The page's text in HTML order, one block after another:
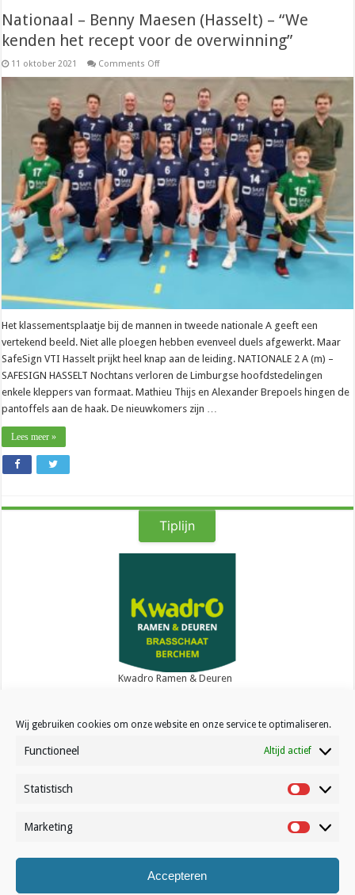
Wij gebruiken cookies om onze website en onze service te optimaliseren.
Functioneel Altijd actief
Statistisch Statistisch
Marketing
Accepteren
Nationaal – Benny Maesen (Hasselt) – “We
kenden het recept voor de overwinning”
11 oktober 2021 Comments Offon
Benny
Maesen
(Hasselt)
–
“We
kenden
het
recept
voor
de
overwinning”
Het klassementsplaatje bij de mannen in tweede nationale A geeft een
vertekend beeld. Niet alle ploegen hebben evenveel duels afgewerkt. Maar
SafeSign VTI Hasselt prijkt heel knap aan de leiding. NATIONALE 2 A (m) –
SAFESIGN HASSELT Nochtans verloren de Limburgse hoofdstedelingen
enkele kleppers van formaat. Mathieu Thijs en Alexander Brepoels hingen de
pantoffels aan de haak. De nieuwkomers zijn …
Lees meer »
Tiplijn
Kwadro Ramen & Deuren
Contact
© Volleynews.be2026